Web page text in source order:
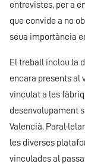
entrevistes, per a
que convide a no
seua importància
El treball inclou la
encara presents al
vinculat a les
desenvolupament
Valencià.
les diverses
vinculades al